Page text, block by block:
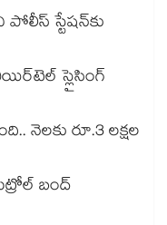
పోలీస్ స్టేషన్⁪కు
స్లైసింగ్
నెలకు రూ.3 లక్షల
బంద్